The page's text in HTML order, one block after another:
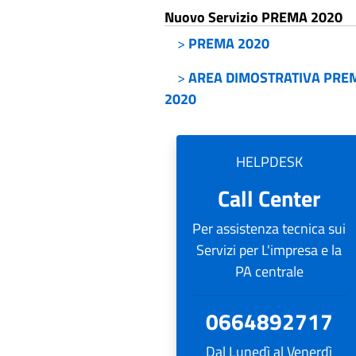
Nuovo Servizio PREMA 2020
> PREMA 2020
>AREA DIMOSTRATIVA
2020
HELPDESK
Call Center
Per assistenza tecnica sui
Servizi per L'impresa e la
PA centrale
0664892717
Dal Lunedì al Venerdì